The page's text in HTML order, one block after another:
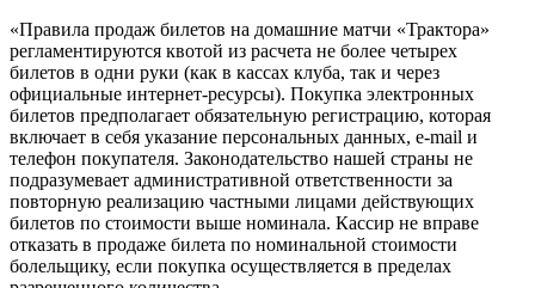
«Правила продаж билетов на домашние матчи «Трактора»
регламентируются квотой из расчета не более четырех
билетов в одни руки (как в кассах клуба, так и через
официальные интернет-ресурсы). Покупка электронных
билетов предполагает обязательную регистрацию, которая
включает в себя указание персональных данных, e-mail и
телефон покупателя. Законодательство нашей страны не
подразумевает административной ответственности за
повторную реализацию частными лицами действующих
билетов по стоимости выше номинала. Кассир не вправе
отказать в продаже билета по номинальной стоимости
болельщику, если покупка осуществляется в пределах